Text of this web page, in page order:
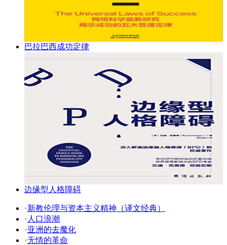
巴拉巴西成功定律
边缘型人格障碍
•新教伦理与资本主义精神（译文经典）
• 人口浪潮
•亚洲的去魔化
•无情的革命